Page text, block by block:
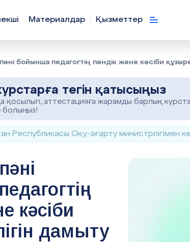
Материалдар Қызметтер
бойынша педагогтің пәндік және кәсіби
тегін қатысыңыз
қосылып, аттестацияға жарамды барлық
болыңыз!
Республикасы Оқу-ағарту министрлігімен
кәсіби
дамыту